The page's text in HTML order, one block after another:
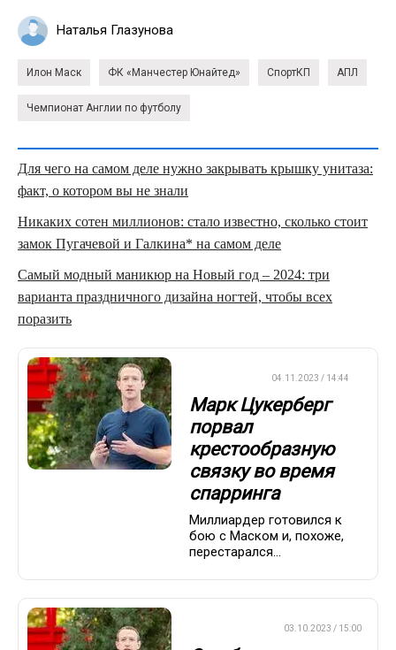
Наталья Глазунова
Илон Маск ФК «Манчестер Юнайтед» СпортКП АПЛ
Чемпионат Англии по футболу
Для чего на самом деле нужно закрывать крышку унитаза:
факт, о котором вы не знали
Никаких сотен миллионов: стало известно, сколько стоит
замок Пугачевой и Галкина* на самом деле
Самый модный маникюр на Новый год – 2024: три
варианта праздничного дизайна ногтей, чтобы всех
поразить
04.11.2023 / 14:44
Марк Цукерберг
порвал
крестообразную
связку во время
спарринга
Миллиардер готовился к
бою с Маском и, похоже,
перестарался...
03.10.2023 / 15:00